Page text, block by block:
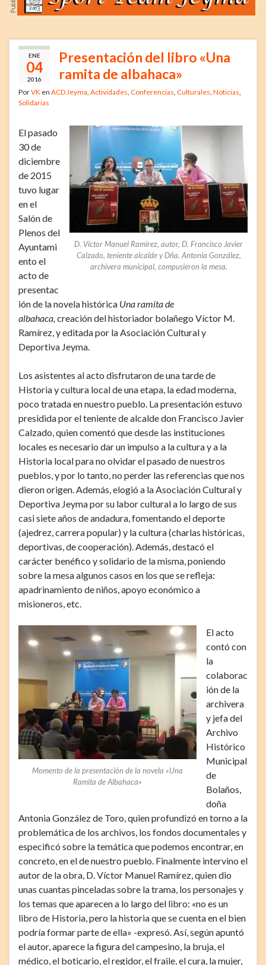
ENE
04
2016
Presentación del libro «Una
ramita de albahaca»
PorVK en ACD Jeyma, Actividades, Conferencias, Culturales, Noticias,
Solidarias
D. Víctor Manuel Ramírez, autor, D. Francisco Javier
Calzado, teniente alcalde y Dña. Antonia González,
archivera municipal, compusieron la mesa.
El pasado
30 de
diciembre
de 2015
tuvo lugar
en el
Salón de
Plenos del
Ayuntami
ento el
acto de
presentac
ión de la novela histórica Una ramita de
albahaca, creación del historiador bolañego Víctor M.
Ramírez, y editada por la Asociación Cultural y
Deportiva Jeyma.
Los asistentes al acto disfrutaron de una tarde de
Historia y cultura local de una etapa, la edad moderna,
poco tratada en nuestro pueblo. La presentación estuvo
presidida por el teniente de alcalde don Francisco Javier
Calzado, quien comentó que desde las instituciones
locales es necesario dar un impulso a la cultura y a la
Historia local para no olvidar el pasado de nuestros
pueblos, y por lo tanto, no perder las referencias que nos
dieron origen. Además, elogió a la Asociación Cultural y
Deportiva Jeyma por su labor cultural a lo largo de sus
casi siete años de andadura, fomentando el deporte
(ajedrez, carrera popular) y la cultura (charlas históricas,
deportivas, de cooperación). Además, destacó el
carácter benéfico y solidario de la misma, poniendo
sobre la mesa algunos casos en los que se refleja:
apadrinamiento de niños, apoyo económico a
misioneros, etc.
Momento de la presentación de la novela «Una
Ramita de Albahaca»
El acto
contó con
la
colaborac
ión de la
archivera
y jefa del
Archivo
Histórico
Municipal
de
Bolaños,
doña
Antonia González de Toro, quien profundizó en torno a la
problemática de los archivos, los fondos documentales y
especificó sobre la temática que podemos encontrar, en
concreto, en el de nuestro pueblo. Finalmente intervino el
autor de la obra, D. Víctor Manuel Ramírez, quien dio
unas cuantas pinceladas sobre la trama, los personajes y
los temas que aparecen a lo largo del libro: «no es un
libro de Historia, pero la historia que se cuenta en el bien
podría formar parte de ella» -expresó. Así, según apuntó
el autor, aparece la figura del campesino, la bruja, el
médico, el boticario, el regidor, el fraile, el cura, la mujer,